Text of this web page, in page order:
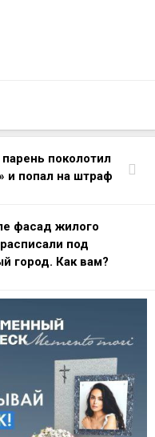
поколотил
и попал на штраф
фасад жилого
под
город. Как вам?